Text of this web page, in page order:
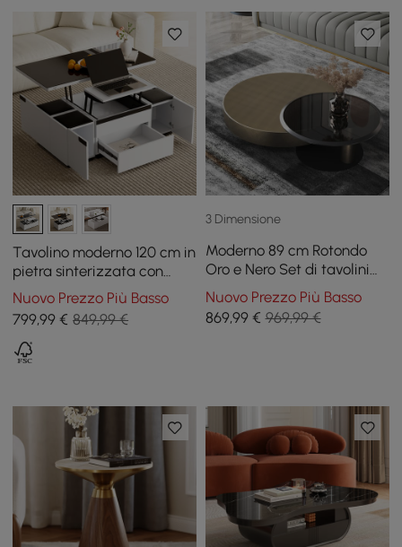
Tavolino moderno 120 cm in
pietra sinterizzata con
piano sollevabile e cassetti
Nuovo Prezzo Più Basso
799,99 € 849,99 €
3 Dimensione
Moderno 89 cm Rotondo
Oro e Nero Set di tavolini
da caffè a incastro da 2
pezzi con piano in vetro
temperato
Nuovo Prezzo Più Basso
869,99€ 969,99 €